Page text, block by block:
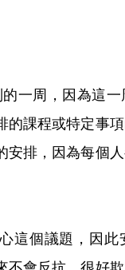
一周，因為這
的課程或特定事
排，因為每個
這個議題，因此